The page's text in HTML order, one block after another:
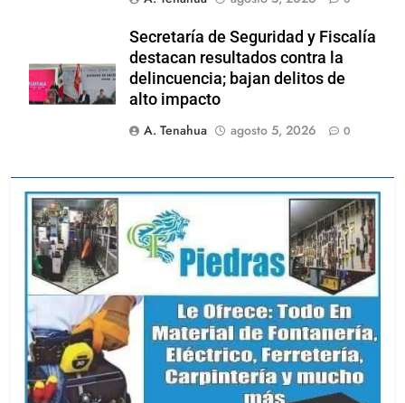
Secretaría de Seguridad y Fiscalía
destacan resultados contra la
delincuencia; bajan delitos de
alto impacto
A. Tenahua
agosto 5, 2026 0